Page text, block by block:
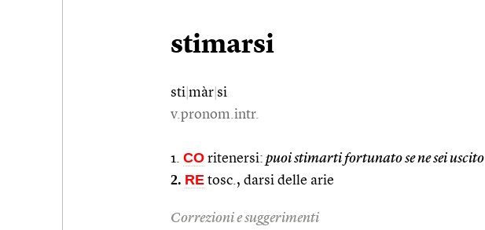
stimarsi
sti màr si
v.pronom.intr.
1. CO ritenersi: puoi stimarti fortunato se ne sei uscito
2. RE tosc., darsi delle arie
Correzioni e suggerimenti